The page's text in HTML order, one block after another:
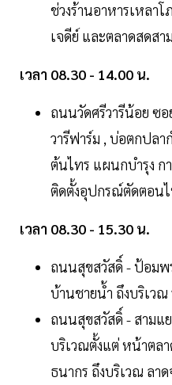
ช่วงร้านอาหารเหลา
เจดีย์ และตลาดสดสา
เวลา 08.30 - 14.00 น.
ถนนวัดศรีวารีน้อย ซ
วารีฟาร์ม , บ่อตกปล
ต้นไทร แผนกบำรุง ก
ติดตั้งอุปกรณ์ตัดตอน
เวลา 08.30 - 15.30 น.
ถนนสุขสวัสดิ์ - ป้อมพ
บ้านชายน้ำ ถึงบริเว
ถนนสุขสวัสดิ์ - สามแ
บริเวณตั้งแต่ หน้าตล
ธนากร ถึงบริเวณ ลา